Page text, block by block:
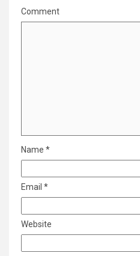
Comment
Name *
Email *
Website